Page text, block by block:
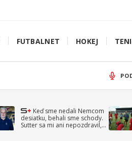
FUTBALNET HOKEJ
Keď sme nedali Nemcom
desiatku, behali sme schody.
Sutter sa mi ani nepozdravil,